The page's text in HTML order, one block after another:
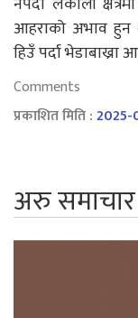
आहराको अभाव हुन
हिउँ पर्दा
Comments
प्रकाशित मिति :2025-
अरु समाचार